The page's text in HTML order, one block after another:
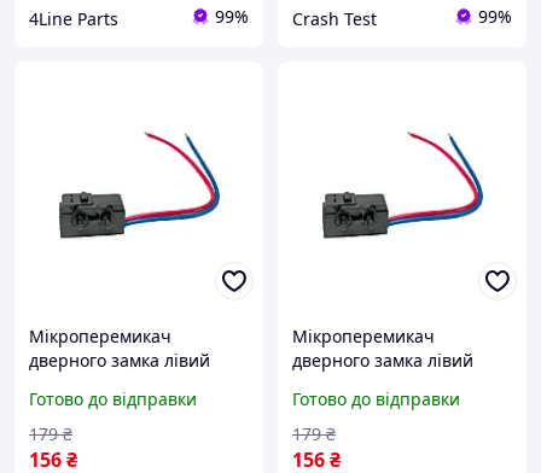
4Line Parts 99% Crash Test 99%
Мікроперемикач
дверного замка лівий
3B1837015A 7L0839015
7L0839015D 4B0839015B
Готово до відправки
156₴
179 ₴
Мікроперемикач
дверного замка лівий
3B1837015A 7L0839015
7L0839015D 4B0839015B
Готово до відправки
156₴
179 ₴